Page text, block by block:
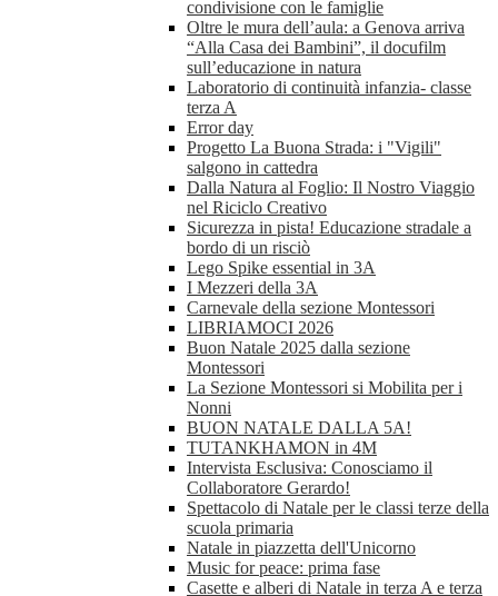
condivisione con le famiglie
Oltre le mura dell’aula: a Genova arriva
“Alla Casa dei Bambini”, il docufilm
sull’educazione in natura
Laboratorio di continuità infanzia- classe
terza A
Error day
Progetto La Buona Strada: i "Vigili"
salgono in cattedra
Dalla Natura al Foglio: Il Nostro Viaggio
nel Riciclo Creativo
Sicurezza in pista! Educazione stradale a
bordo di un risciò
Lego Spike essential in 3A
I Mezzeri della 3A
Carnevale della sezione Montessori
LIBRIAMOCI 2026
Buon Natale 2025 dalla sezione
Montessori
La Sezione Montessori si Mobilita per i
Nonni
BUON NATALE DALLA 5A!
TUTANKHAMON in 4M
Intervista Esclusiva: Conosciamo il
Collaboratore Gerardo!
Spettacolo di Natale per le classi terze della
scuola primaria
Natale in piazzetta dell'Unicorno
Music for peace: prima fase
Casette e alberi di Natale in terza A e terza